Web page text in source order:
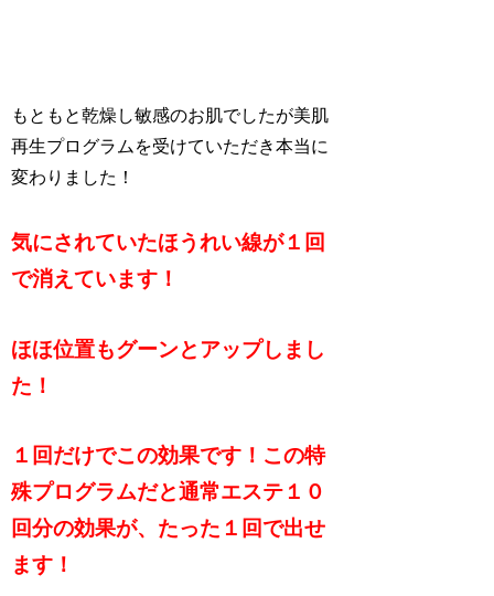
もともと乾燥し敏感のお肌でしたが美肌
再生プログラムを受けていただき本当に
変わりました！
気にされていたほうれい線が１回
で消えています！
ほほ位置もグーンとアップしまし
た！
１回だけでこの効果です！この特
殊プログラムだと通常エステ１０
回分の効果が、たった１回で出せ
ます！